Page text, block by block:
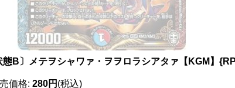
態B〕メテヲシャワァ・ヲヲロラシアタァ【KGM】
価格: 280円 (税込)